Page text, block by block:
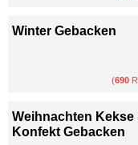
Winter Gebacken
(690
Weihnachten Kekse
Konfekt Gebacken